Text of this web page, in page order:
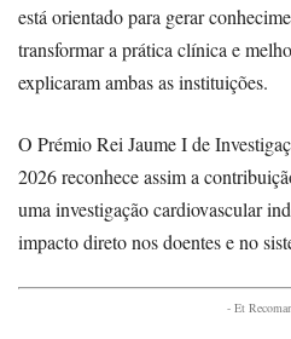
está orientado para gerar
transformar a prática clínica e
explicaram ambas as instituições.
O Prémio Rei Jaume I de
2026 reconhece assim a
uma investigação cardiovascular
impacto direto nos doentes e no
- Et